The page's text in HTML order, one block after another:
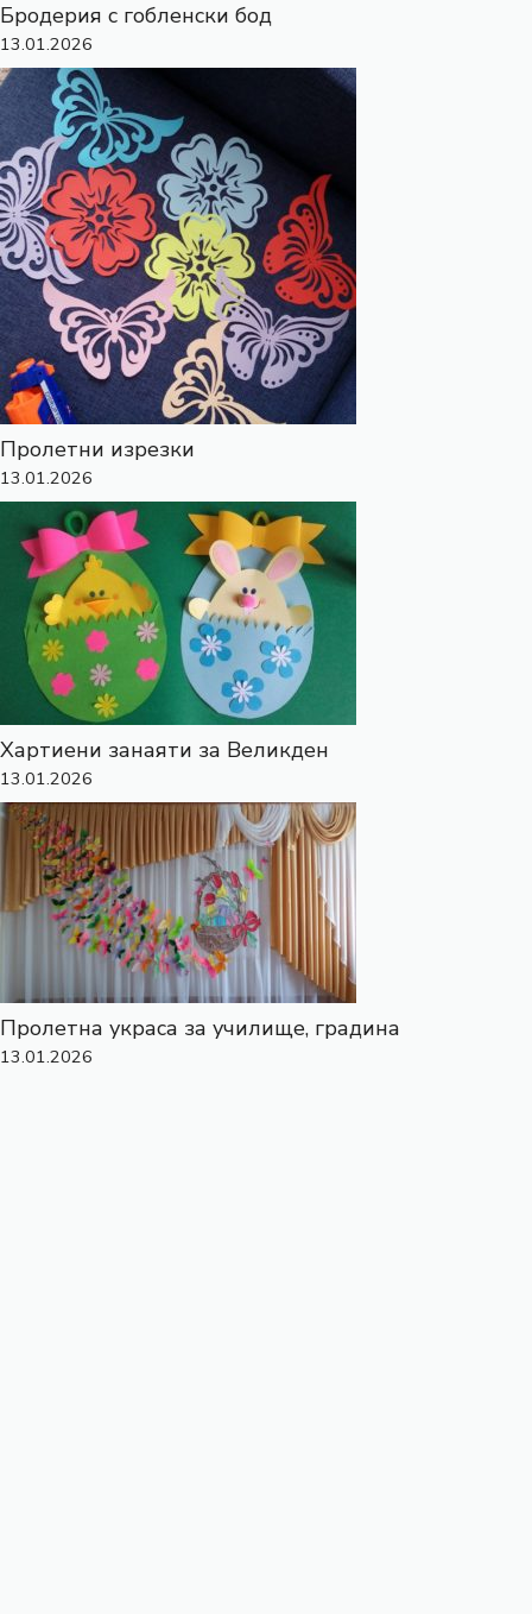
Бродерия с гобленски бод
13.01.2026
Пролетни изрезки
13.01.2026
Хартиени занаяти за Великден
13.01.2026
Пролетна украса за училище, градина
13.01.2026